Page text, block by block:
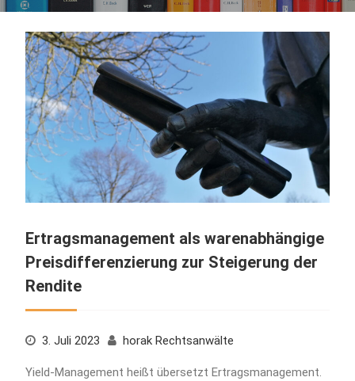
Ertragsmanagement als warenabhängige
Preisdifferenzierung zur Steigerung der
Rendite
3. Juli 2023 horak Rechtsanwälte
Yield-Management heißt übersetzt Ertragsmanagement.